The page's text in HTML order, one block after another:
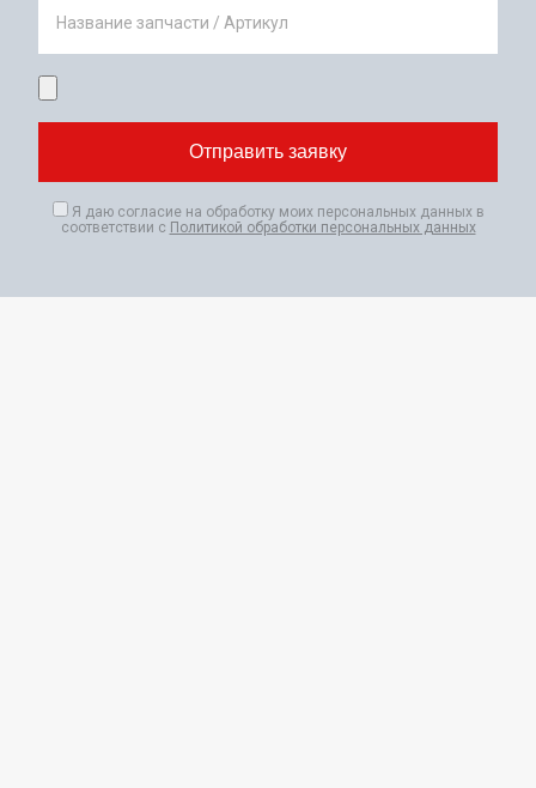
Название запчасти / Артикул
Я даю согласие на обработку моих персональных данных в
соответствии с Политикой обработки персональных данных